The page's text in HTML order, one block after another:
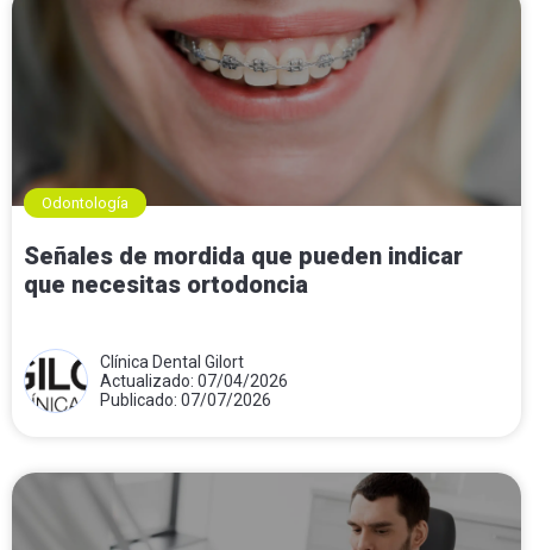
Odontología
Señales de mordida que pueden indicar
que necesitas ortodoncia
Clínica Dental Gilort
Actualizado: 07/04/2026
Publicado: 07/07/2026